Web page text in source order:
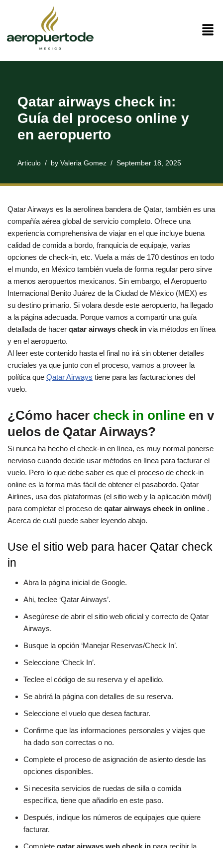
to
Qatar airways check in:
Guía del proceso online y
en aeropuerto
Articulo by Valeria Gomez September 18, 2025
Qatar Airways es la aerolínea bandera de Qatar, también es una
compañía aérea global de servicio completo. Ofrece una
experiencia comprehensiva de viajar en el que incluye buena
calidad de comida a bordo, franquicia de equipaje, varias
opciones de check-in, etc. Vuela a más de 170 destinos en todo
el mundo, en México también vuela de forma regular pero sirve
a menos aeropuertos mexicanos. Sin embargo, el Aeropuerto
Internacional Benito Juárez de la Ciudad de México (MEX) es
su destino primario. Si volara desde este aeropuerto, ha llegado
a la página adecuada. Porque vamos a compartir una guía
detallada de hacer qatar airways check in via métodos en línea
y en el aeropuerto.
Al leer este contenido hasta el final no irá sin obtener detalles
cruciales ya que junto con el proceso, vamos a proveer la
política que Qatar Airways tiene para las facturaciones del
vuelo.
¿Cómo hacer check in online en v
uelos de Qatar Airways?
Si nunca ha hecho el check-in en línea, es muy normal ponerse
nervioso cuando decide usar métodos en línea para facturar el
vuelo. Pero lo que debe saber es que el proceso de check-in
online es la forma más fácil de obtener el pasabordo. Qatar
Airlines, usa dos plataformas (el sitio web y la aplicación móvil)
para completar el proceso de qatar airways check in online .
Acerca de cuál puede saber leyendo abajo.
Use el sitio web para hacer Qatar check
in
Abra la página inicial de Google.
Ahi, teclee ‘Qatar Airways’.
Asegúrese de abrir el sitio web oficial y correcto de Qatar
Airways.
Busque la opción ‘Manejar Reservas/Check In’.
Seleccione ‘Check In’.
Teclee el código de su reserva y el apellido.
Se abrirá la página con detalles de su reserva.
Seleccione el vuelo que desea facturar.
Confirme que las informaciones personales y viajes que
ha dado son correctas o no.
Complete el proceso de asignación de asiento desde las
opciones disponibles.
Si necesita servicios de ruedas de silla o comida
específica, tiene que añadirlo en este paso.
Después, indique los números de equipajes que quiere
facturar.